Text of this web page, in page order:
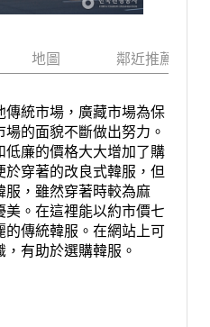
地圖 鄰近推薦景點
統市場，廣藏市場為保
的面貌不斷做出努力。
廉的價格大大增加了購
穿著的改良式韓服，但
，雖然穿著時較為麻
。在這裡能以約市價七
傳統韓服。在網站上可
有助於選購韓服。